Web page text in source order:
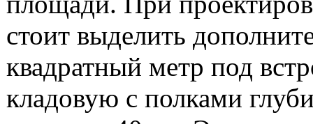
стоит выделить
квадратный метр под
кладовую с полками